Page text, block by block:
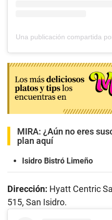
MIRA: ¿Aún no eres
plan aquí
Isidro Bistró Limeño
Dirección: Hyatt Centric
515, San Isidro.